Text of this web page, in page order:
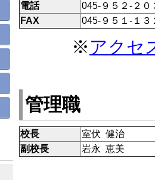
電話
045-９５２-２０
FAX
045-９５１-１３
※ アクセ
管理職
校長
室伏 健治
副校長
岩永 恵美